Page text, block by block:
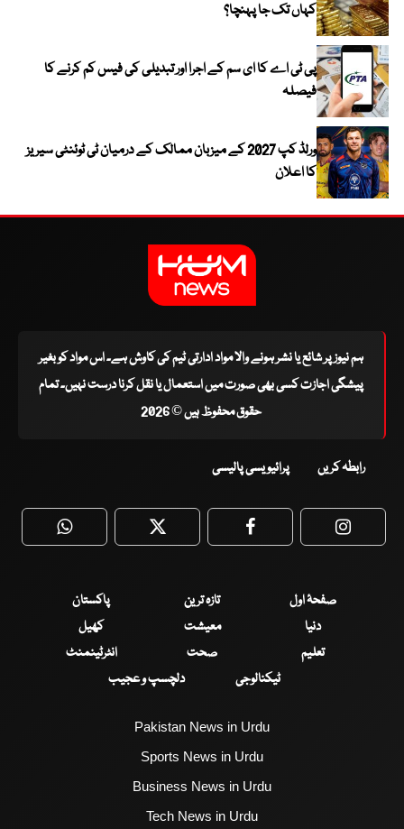
کہاں تک جا پہنچا؟
پی ٹی اے کا ای سم کے اجرا اور تبدیلی کی فیس کم کرنے کا
فیصلہ
ورلڈ کپ 2027 کے میزبان ممالک کے درمیان ٹی ٹوئنٹی سیریز
کا اعلان
ہم نیوز پر شائع یا نشر ہونے والا مواد ادارتی ٹیم کی کاوش ہے۔ اس مواد کو بغیر
پیشگی اجازت کسی بھی صورت میں استعمال یا نقل کرنا درست نہیں۔ تمام
حقوق محفوظ ہیں © 2026
رابطہ کریں پرائیویسی پالیسی
WhatsApp Twitter Facebook
صفحۂ اول تازہ ترین
پاکستان
دنیا
معیشت
کھیل
تعلیم
صحت
انٹرٹینمنٹ
ٹیکنالوجی
دلچسپ و عجیب
Pakistan News in Urdu
Sports News in Urdu
Business News in Urdu
Tech News in Urdu